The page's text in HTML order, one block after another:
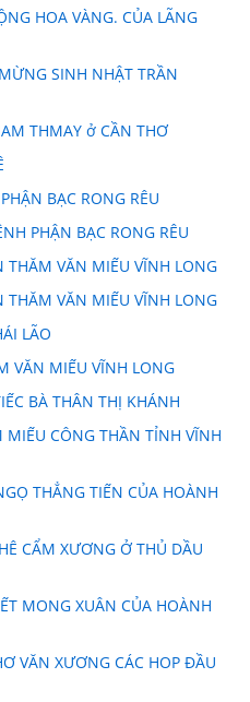
HOA VÀNG. CỦA LÃNG
SINH NHẬT TRẦN
THMAY ở CẦN THƠ
BẠC RONG RÊU
PHẬN BẠC RONG RÊU
THĂM VĂN MIẾU VĨNH LONG
THĂM VĂN MIẾU VĨNH LONG
LÃO
VĂN MIẾU VĨNH LONG
BÀ THÂN THỊ KHÁNH
MIẾU CÔNG THẦN TỈNH VĨNH
THẲNG TIẾN CỦA HOÀNH
CẨM XƯƠNG Ở THỦ DẦU
MONG XUÂN CỦA HOÀNH
VĂN XƯƠNG CÁC HOP ĐẦU